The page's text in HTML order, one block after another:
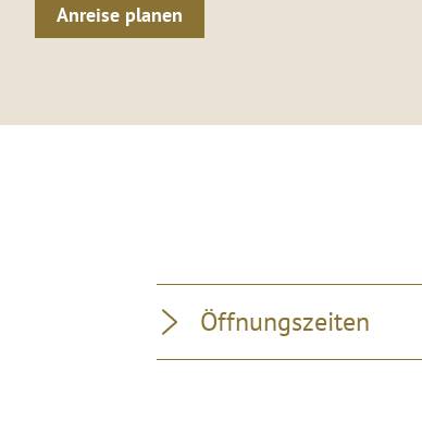
Anreise planen
Öffnungszeiten